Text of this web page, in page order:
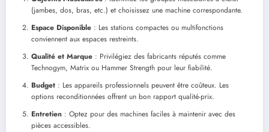
(jambes, dos, bras, etc.) et choisissez une machine correspondante.
Espace Disponible : Les stations compactes ou multifonctions
conviennent aux espaces restreints.
Qualité et Marque : Privilégiez des fabricants réputés comme
Technogym, Matrix ou Hammer Strength pour leur fiabilité.
Budget : Les appareils professionnels peuvent être coûteux. Les
options reconditionnées offrent un bon rapport qualité-prix.
Entretien : Optez pour des machines faciles à maintenir avec des
pièces accessibles.